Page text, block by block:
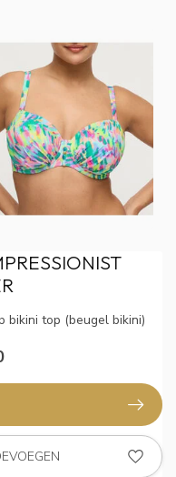
bikini top (beugel bikini)